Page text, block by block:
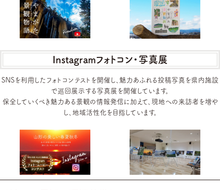
Instagramフォトコン・写真展
SNSを利用したフォトコンテストを開催し、魅力あふれる投稿写真を県内施設
で巡回展示する写真展を開催しています。
保全していくべき魅力ある景観の情報発信に加えて、現地への来訪者を増や
し、地域活性化を目指しています。